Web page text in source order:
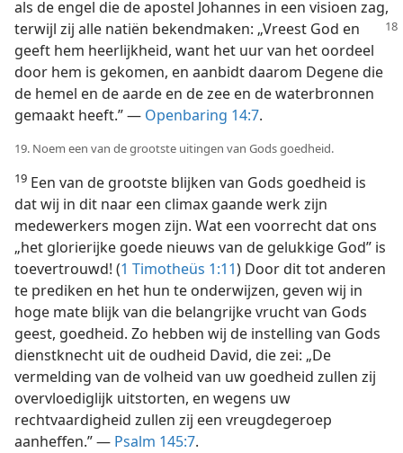
als de engel die de apostel Johannes in een visioen zag,
terwijl zij alle natiën bekendmaken: „Vreest God en
geeft hem heerlijkheid, want het uur van het oordeel
door hem is gekomen, en aanbidt daarom Degene die
de hemel en de aarde en de zee en de waterbronnen
gemaakt heeft.” — Openbaring 14:7.
19. Noem een van de grootste uitingen van Gods goedheid.
19 Een van de grootste blijken van Gods goedheid is
dat wij in dit naar een climax gaande werk zijn
medewerkers mogen zijn. Wat een voorrecht dat ons
„het glorierijke goede nieuws van de gelukkige God” is
toevertrouwd! (1 Timotheüs 1:11) Door dit tot anderen
te prediken en het hun te onderwijzen, geven wij in
hoge mate blijk van die belangrijke vrucht van Gods
geest, goedheid. Zo hebben wij de instelling van Gods
dienstknecht uit de oudheid David, die zei: „De
vermelding van de volheid van uw goedheid zullen zij
overvloediglijk uitstorten, en wegens uw
rechtvaardigheid zullen zij een vreugdegeroep
aanheffen.” — Psalm 145:7.